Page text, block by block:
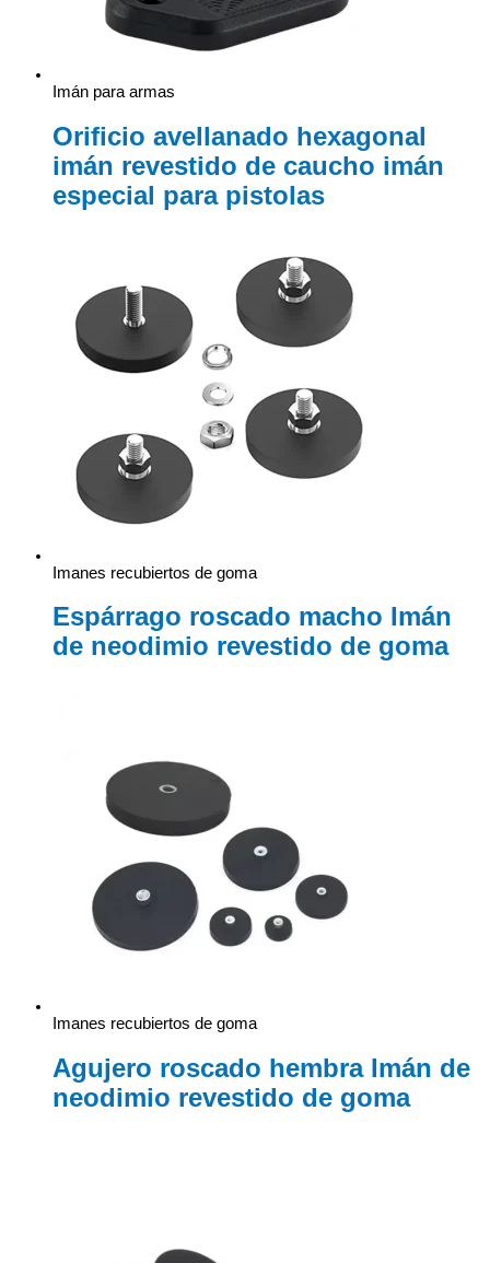
Imán para armas
Orificio avellanado hexagonal
imán revestido de caucho imán
especial para pistolas
Imanes recubiertos de goma
Espárrago roscado macho Imán
de neodimio revestido de goma
Imanes recubiertos de goma
Agujero roscado hembra Imán de
neodimio revestido de goma